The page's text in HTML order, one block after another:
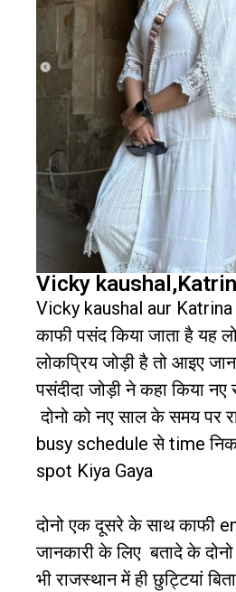
Vicky
Vicky kaushal aur
काफी पसंद किया जाता है यह
लोकप्रिय जोड़ी है तो आइए
पसंदीदा जोड़ी ने कहा किया नए
दोनो को नए साल के समय पर
busy scheduleसे time
spot Kiya Gaya
दोनो एक दूसरे के साथ काफी
जानकारी के लिए बतादे के
भी राजस्थान में ही छुट्टियां